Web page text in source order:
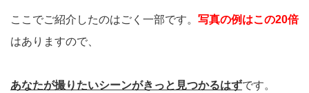
ここでご紹介したのはごく一部です。 写真の例はこの20倍
はありますので、
あなたが撮りたいシーンがきっと見つかるはずです。